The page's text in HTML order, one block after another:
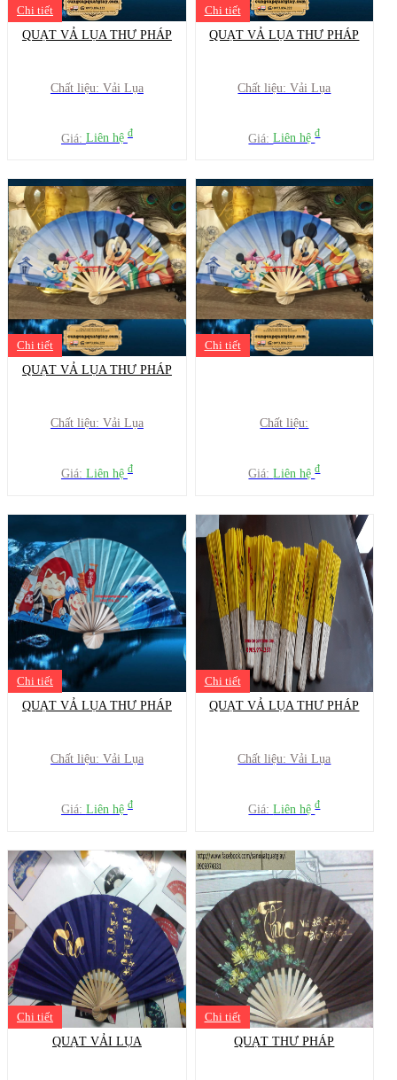
Chi tiết
QUẠT VẢ LỤA THƯ PHÁP
Chất liệu: Vải Lụa
Giá: Liên hệ đ
Chi tiết
QUẠT VẢ LỤA THƯ PHÁP
Chất liệu: Vải Lụa
Giá:Liên hệđ
Chi tiết
QUẠT VẢ LỤA THƯ PHÁP
Chất liệu: Vải Lụa
Giá: Liên hệ đ
Chi tiết
Chất liệu:
Giá:Liên hệđ
Chi tiết
QUẠT VẢ LỤA THƯ PHÁP
Chất liệu: Vải Lụa
Giá: Liên hệ đ
Chi tiết
QUẠT VẢ LỤA THƯ PHÁP
Chất liệu: Vải Lụa
Giá:Liên hệđ
Chi tiết
QUẠT VẢI LỤA
Chi tiết
QUẠT THƯ PHÁP